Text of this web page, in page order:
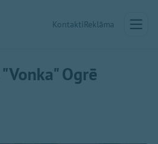
KontaktiReklāma
Ogrē